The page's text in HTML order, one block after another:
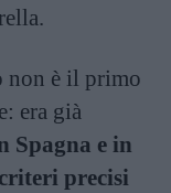
non è il primo
era già
Spagna e in
precisi